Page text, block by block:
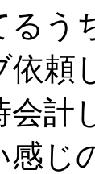
るう
依頼
会計
感じ